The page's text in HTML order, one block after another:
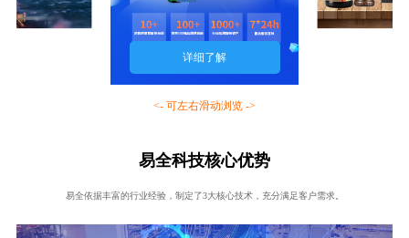
详细了解
<- 可左右滑动浏览 ->
易全科技核心优势
易全依据丰富的行业经验，制定了3大核心技术，充分满足客户需求。